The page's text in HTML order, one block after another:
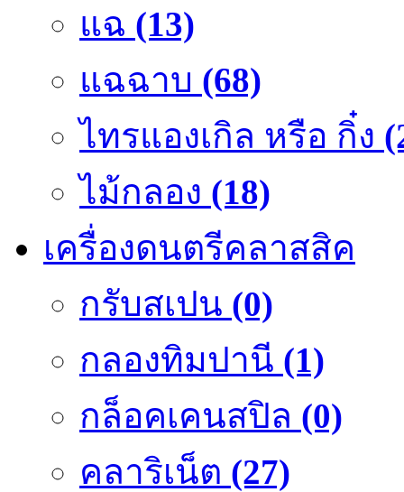
แฉ (13)
แฉฉาบ (68)
ไทรแองเกิล หรือ กิ๋ง
ไม้กลอง (18)
เครื่องดนตรีคลาสสิค
กรับสเปน (0)
กลองทิมปานี (1)
กล็อคเคนสปิล (0)
คลาริเน็ต (27)